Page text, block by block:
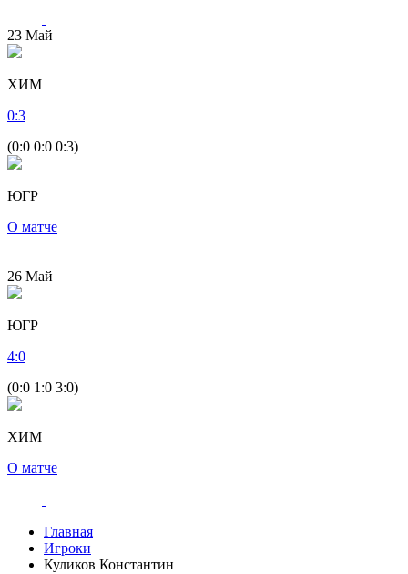
23 Май
ХИМ
0:3
(0:0 0:0 0:3)
ЮГР
О матче
26 Май
ЮГР
4:0
(0:0 1:0 3:0)
ХИМ
О матче
Главная
Игроки
Куликов Константин